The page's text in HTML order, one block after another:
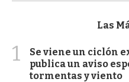
Las
1
Se viene un ciclón
publica un aviso
tormentas y viento